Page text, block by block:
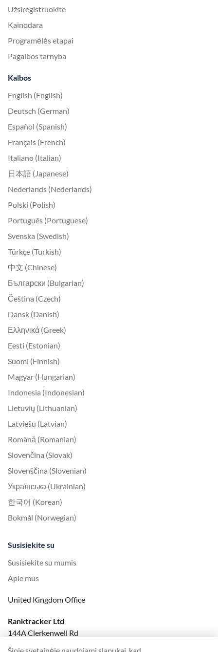
Užsiregistruokite
Kainodara
Programėlės etapai
Pagalbos tarnyba
Kalbos
English (English)
Deutsch (German)
Español (Spanish)
Français (French)
Italiano (Italian)
日本語 (Japanese)
Nederlands (Nederlands)
Polski (Polish)
Português (Portuguese)
Svenska (Swedish)
Türkçe (Turkish)
中文 (Chinese)
Български (Bulgarian)
Čeština (Czech)
Dansk (Danish)
Ελληνικά (Greek)
Eesti (Estonian)
Suomi (Finnish)
Magyar (Hungarian)
Indonesia (Indonesian)
Lietuvių (Lithuanian)
Latviešu (Latvian)
Română (Romanian)
Slovenčina (Slovak)
Slovenščina (Slovenian)
Українська (Ukrainian)
한국어 (Korean)
Bokmål (Norwegian)
Susisiekite su
Susisiekite su mumis
Apie mus
United Kingdom Office
Ranktracker Ltd
144A Clerkenwell Rd
London, EC1R 5DF